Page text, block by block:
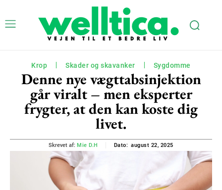
Krop Skader og skavanker Sygdomme
Denne nye vægttabsinjektion
går viralt – men eksperter
frygter, at den kan koste dig
livet.
Skrevet af: Mie D.H Dato: august 22, 2025